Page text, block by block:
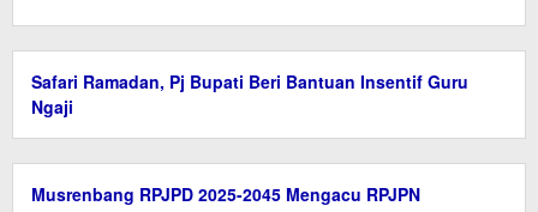
Safari Ramadan, Pj Bupati Beri Bantuan Insentif Guru
Ngaji
Musrenbang RPJPD 2025-2045 Mengacu RPJPN